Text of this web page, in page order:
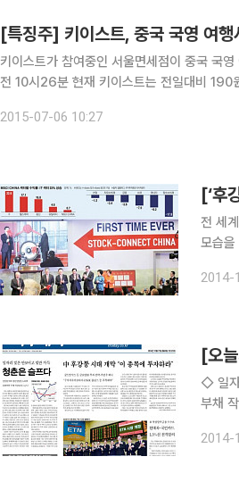
[특징주] 키이스트, 중국 국영 여
키이스트가 참여중인 서울면세점이 중국 국영
전 10시26분 현재 키이스트는 전일대비 190원(3.76%) 상승한
2015-07-06 10:27
전 세
모습을
에 대
2014-
[오
◇ 일자리 빛
부채 작년보다 11.2% ↑ 모
내집
2014-